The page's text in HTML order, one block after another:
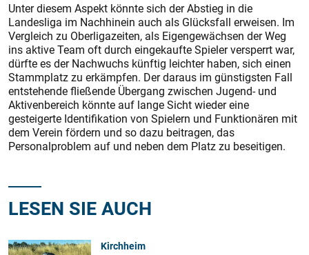
Unter diesem Aspekt könnte sich der Abstieg in die
Landesliga im Nachhinein auch als Glücksfall erweisen. Im
Vergleich zu Oberligazeiten, als Eigengewächsen der Weg
ins aktive Team oft durch eingekaufte Spieler versperrt war,
dürfte es der Nachwuchs künftig leichter haben, sich einen
Stammplatz zu erkämpfen. Der daraus im günstigsten Fall
entstehende fließende Übergang zwischen Jugend- und
Aktivenbereich könnte auf lange Sicht wieder eine
gesteigerte Identifikation von Spielern und Funktionären mit
dem Verein fördern und so dazu beitragen, das
Personalproblem auf und neben dem Platz zu beseitigen.
LESEN SIE AUCH
Kirchheim